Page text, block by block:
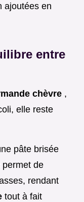
ajoutées en
entre
chèvre ,
elle reste
pâte brisée
permet de
rendant
tout à fait